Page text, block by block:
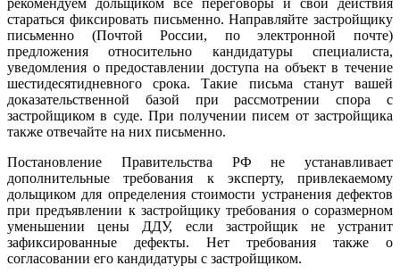
стараться фиксировать письменно. Направляйте застройщику
письменно (Почтой России, по электронной почте)
предложения относительно кандидатуры специалиста,
уведомления о предоставлении доступа на объект в течение
шестидесятидневного срока. Такие письма станут вашей
доказательственной базой при рассмотрении спора с
застройщиком в суде. При получении писем от застройщика
также отвечайте на них письменно.
Постановление Правительства РФ не устанавливает
дополнительные требования к эксперту, привлекаемому
дольщиком для определения стоимости устранения дефектов
при предъявлении к застройщику требования о соразмерном
уменьшении цены ДДУ, если застройщик не устранит
зафиксированные дефекты. Нет требования также о
согласовании его кандидатуры с застройщиком.